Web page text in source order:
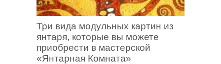
Три вида модульных картин из
янтаря, которые вы можете
приобрести в мастерской
«Янтарная Комната»